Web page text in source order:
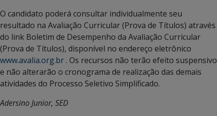
O candidato poderá consultar individualmente seu
resultado na Avaliação Curricular (Prova de Títulos) através
do link Boletim de Desempenho da Avaliação Curricular
(Prova de Títulos), disponível no endereço eletrônico
www.avalia.org.br . Os recursos não terão efeito suspensivo
e não alterarão o cronograma de realização das demais
atividades do Processo Seletivo Simplificado.
Adersino Junior, SED